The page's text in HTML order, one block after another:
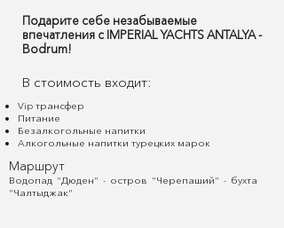
Подарите себе незабываемые
впечатления с IMPERIAL YACHTS ANTALYA -
Bodrum!
В стоимость входит:
Vip трансфер
Питание
Безалкогольные напитки
Алкогольные напитки турецких марок
Маршрут
Водопад "Дюден" - остров "Черепаший" - бухта
"Чалтыджак"